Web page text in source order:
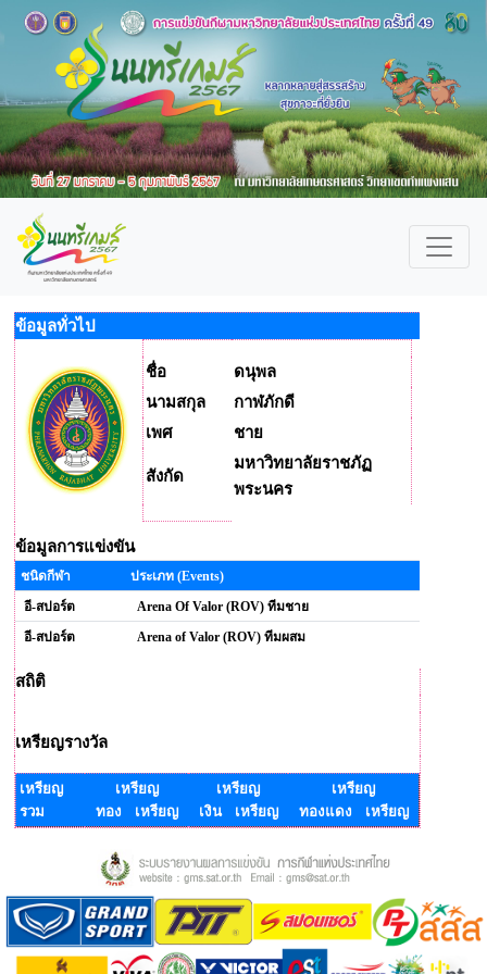
ข้อมูลทั่วไป
ชื่อ
ดนุพล
นามสกุล
กาฬภักดี
เพศ
ชาย
สังกัด
มหาวิทยาลัยราชภัฏ
พระนคร
ข้อมูลการแข่งขัน
ชนิดกีฬา
ประเภท (Events)
อี-สปอร์ต
Arena Of Valor (ROV) ทีมชาย
อี-สปอร์ต
Arena of Valor (ROV) ทีมผสม
สถิติ
เหรียญรางวัล
เหรียญ
รวม
เหรียญ
ทอง เหรียญ
เหรียญ
เงิน เหรียญ
เหรียญ
ทองแดง เหรียญ